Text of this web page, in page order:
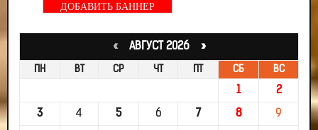
ДОБАВИТЬ БАННЕР
«АВГУСТ 2026 »
ПН ВТ СР ЧТ ПТ СБ ВС
1 2
3 4 5 6 7 8 9